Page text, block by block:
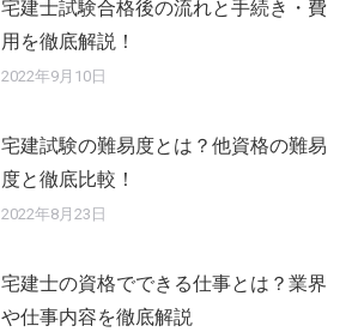
宅建士試験合格後の流れと手続き・費
用を徹底解説！
2022年9月10日
宅建試験の難易度とは？他資格の難易
度と徹底比較！
2022年8月23日
宅建士の資格でできる仕事とは？業界
や仕事内容を徹底解説